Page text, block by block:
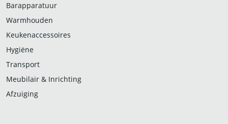
Barapparatuur
Warmhouden
Keukenaccessoires
Hygiëne
Transport
Meubilair & Inrichting
Afzuiging